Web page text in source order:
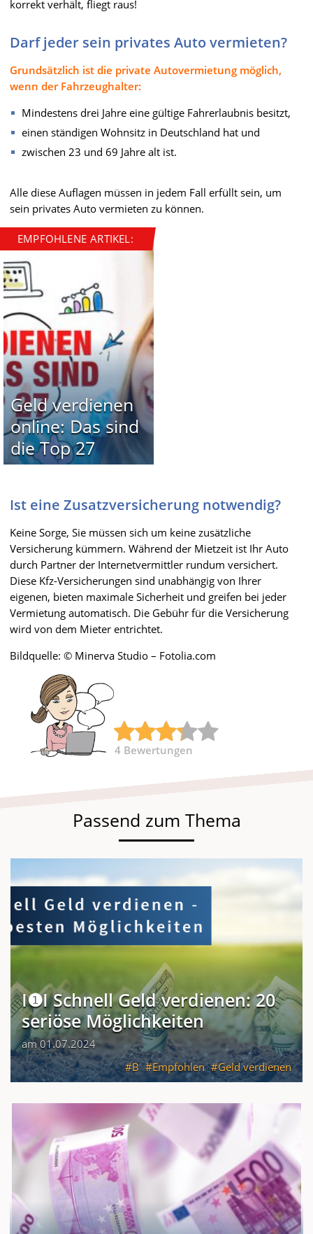
korrekt verhält, fliegt raus!
Darf jeder sein privates Auto vermieten?
Grundsätzlich ist die private Autovermietung möglich,
wenn der Fahrzeughalter:
Mindestens drei Jahre eine gültige Fahrerlaubnis besitzt,
einen ständigen Wohnsitz in Deutschland hat und
zwischen 23 und 69 Jahre alt ist.
Alle diese Auflagen müssen in jedem Fall erfüllt sein, um
sein privates Auto vermieten zu können.
EMPFOHLENE ARTIKEL:
Geld verdienen
online: Das sind
die Top 27
Ist eine Zusatzversicherung notwendig?
Keine Sorge, Sie müssen sich um keine zusätzliche
Versicherung kümmern. Während der Mietzeit ist Ihr Auto
durch Partner der Internetvermittler rundum versichert.
Diese Kfz-Versicherungen sind unabhängig von Ihrer
eigenen, bieten maximale Sicherheit und greifen bei jeder
Vermietung automatisch. Die Gebühr für die Versicherung
wird von dem Mieter entrichtet.
Bildquelle: © Minerva Studio – Fotolia.com
4 Bewertungen
Passend zum Thema
I❶I Schnell Geld verdienen: 20
seriöse Möglichkeiten
am 01.07.2024
B
Empfohlen Geld verdienen